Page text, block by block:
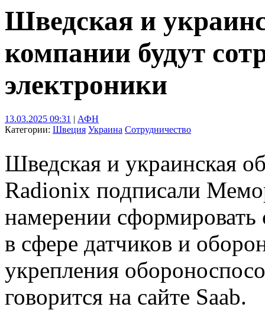
Шведская и
компании будут
электроники
13.03.2025 09:31 | АФН
Категории: Швеция Украина Сотрудничество
Шведская и украинская
Radionix подписали
намерении сформировать
в сфере датчиков и
укрепления
говорится на сайте Saab.